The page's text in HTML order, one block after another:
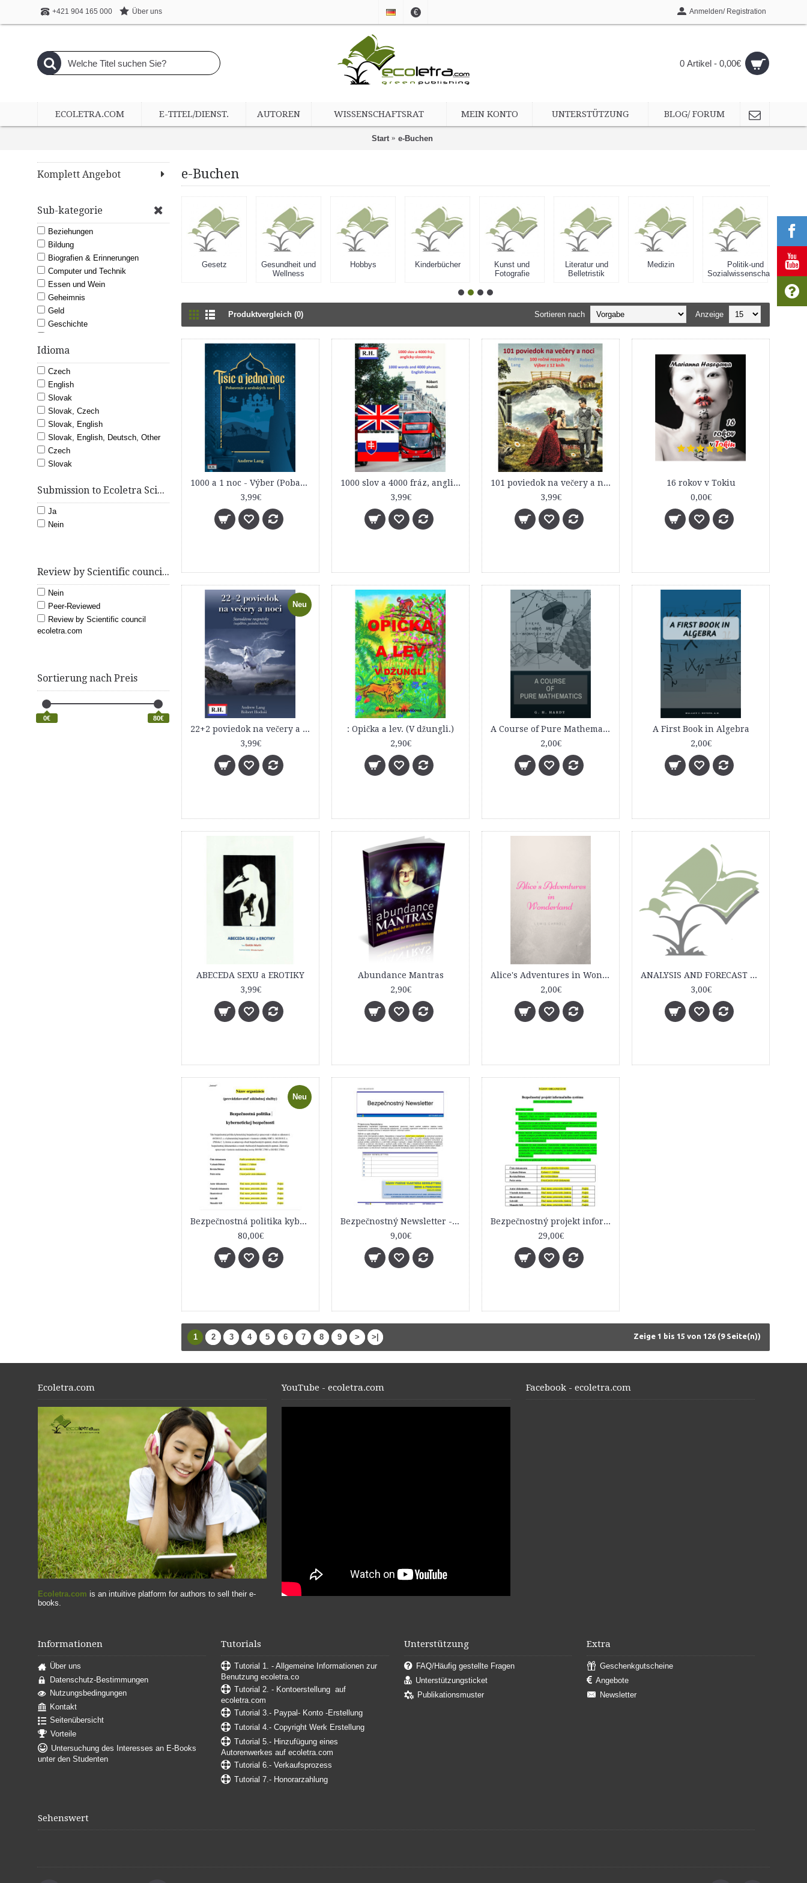
+421 904 165 000 Über uns € Anmelden/ Registration
0 Artikel - 0,00€
ECOLETRA.COM E-TITEL/DIENST. AUTOREN WISSENSCHAFTSRAT MEIN KONTO UNTERSTÜTZUNG BLOG/ FORUM
Start e-Buchen
Komplett Angebot
Sub-kategorie
Beziehungen
Bildung
Biografien & Erinnerungen
Computer und Technik
Essen und Wein
Geheimnis
Geld
Geschichte
Gesundheit und Wellness
Hobbys
Kinderbücher
Kunst und Fotografie
Literatur und Belletristik
Medizin
Politik-und Sozialwissenschaften
Profi
Reise
Religion und Spiritualität
Science Fiction und Fantasy
Sport
Unterhaltung
Idioma
Czech
English
Slovak
Slovak, Czech
Slovak, English
Slovak, English, Deutsch, Other
Czech
Slovak
Submission to Ecoletra Scientific e-Journal
Ja
Nein
Review by Scientific council ecoletra.com
Nein
Peer-Reviewed
Review by Scientific council
ecoletra.com
Sortierung nach Preis
0€ 80€
e-Buchen
Geld Geschichte Gesetz
Gesundheit und
Wellness
Hobbys Kinderbücher
Kunst und
Fotografie
Literatur und
Belletristik
Medizin
Politik-und
Sozialwissenschaften
Produktvergleich (0) Anzeige
Sortieren nach
1000 a 1 noc - Výber (Pobavenie z arabských nocí)
3,99€
1000 slov a 4000 fráz, anglicky, slovensky
3,99€
101 poviedok na večery a noci (100 ročné rozprávky - Výber z 12 kníh)
3,99€
16 rokov v Tokiu
0,00€
Neu
22+2 poviedok na večery a noci, Starodávne rozprávky, najdlhšie, posledná kniha
3,99€
: Opička a lev. (V džungli.)
2,90€
A Course of Pure Mathematics
2,00€
A First Book in Algebra
2,00€
ABECEDA SEXU a EROTIKY
3,99€
Abundance Mantras
2,90€
Alice's Adventures in Wonderland
2,00€
ANALYSIS AND FORECAST OF THE COMPANY'S VALUE
3,00€
Neu
Bezpečnostná politika kybernetickej bezpečnosti
80,00€
Bezpečnostný Newsletter - vzor dokumentu
9,00€
Bezpečnostný projekt informačného systému (základný vzor)
29,00€
1 2 3 4 5 6 7 8 9 > >| Zeige 1 bis 15 von 126 (9 Seite(n))
Ecoletra.com
Ecoletra.com is an intuitive platform for authors to sell their e-
books.
YouTube - ecoletra.com Facebook - ecoletra.com
Informationen
Über uns
Datenschutz-Bestimmungen
Nutzungsbedingungen
Kontakt
Seitenübersicht
Vorteile
Untersuchung des Interesses an E-Books
unter den Studenten
Tutorials
Tutorial 1. - Allgemeine Informationen zur
Benutzung ecoletra.co
Tutorial 2. - Kontoerstellung auf
ecoletra.com
Tutorial 3.- Paypal- Konto -Erstellung
Tutorial 4.- Copyright Werk Erstellung
Tutorial 5.- Hinzufügung eines
Autorenwerkes auf ecoletra.com
Tutorial 6.- Verkaufsprozess
Tutorial 7.- Honorarzahlung
Unterstützung
FAQ/Häufig gestellte Fragen
Unterstützungsticket
Publikationsmuster
Extra
Geschenkgutscheine
Angebote
Newsletter
Sehenswert